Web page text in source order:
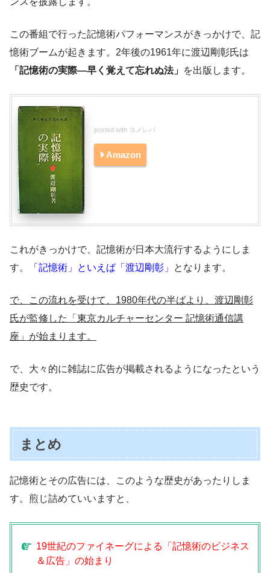
この番組で行った記憶術パフォーマンスがきっかけで、記
憶術ブームが起きます。2年後の1961年に渡辺剛彰氏は
「記憶術の実際―早く覚えて忘れぬ法」 を出版します。
posted with ヨメレバ
Amazon
これがきっかけで、記憶術が日本大流行するようにしま
す。
「記憶術」といえば「渡辺剛彰」 となります。
で、この流れを受けて、1980年代の半ばより、渡辺剛彰
氏が監修した「東京カルチャーセンター 記憶術通信講
座」が始まります。
で、大々的に雑誌に広告が掲載されるようになったという
歴史です。
まとめ
記憶術とその広告には、このような歴史があったりしま
す。煎じ詰めていいますと、
19世紀のファイネーグによる「 記憶術のビジネス
＆広告」の始まり